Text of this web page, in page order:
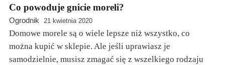
Co powoduje gnicie moreli?
Ogrodnik 21 kwietnia 2020
Domowe morele są o wiele lepsze niż wszystko, co
można kupić w sklepie. Ale jeśli uprawiasz je
samodzielnie, musisz zmagać się z wszelkiego rodzaju